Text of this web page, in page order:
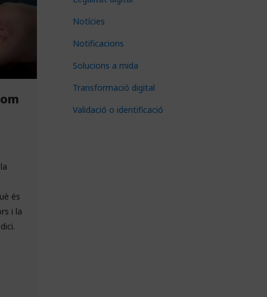
és
i la
Notícies
Notificacions
Solucions a mida
Transformació digital
Validació o identificació